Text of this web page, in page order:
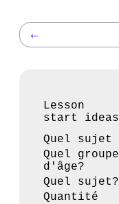
←
Lesson
start ideas
Quel sujet
Quel groupe
d'âge?
Quel sujet?
Quantité